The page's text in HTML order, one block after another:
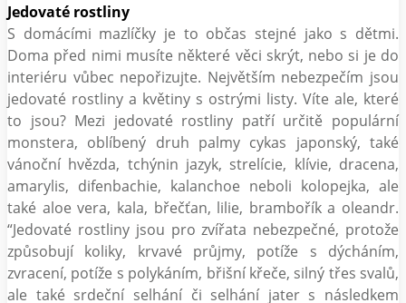
Jedovaté rostliny
S domácími mazlíčky je to občas stejné jako s dětmi.
Doma před nimi musíte některé věci skrýt, nebo si je do
interiéru vůbec nepořizujte. Největším nebezpečím jsou
jedovaté rostliny a květiny s ostrými listy. Víte ale, které
to jsou? Mezi jedovaté rostliny patří určitě populární
monstera, oblíbený druh palmy cykas japonský, také
vánoční hvězda, tchýnin jazyk, strelície, klívie, dracena,
amarylis, difenbachie, kalanchoe neboli kolopejka, ale
také aloe vera, kala, břečťan, lilie, brambořík a oleandr.
“Jedovaté rostliny jsou pro zvířata nebezpečné, protože
způsobují koliky, krvavé průjmy, potíže s dýcháním,
zvracení, potíže s polykáním, břišní křeče, silný třes svalů,
ale také srdeční selhání či selhání jater s následkem